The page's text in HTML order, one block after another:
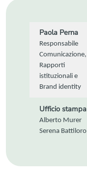
Paola Perna
Responsabile
Comunicazione,
Rapporti
istituzionali e
Brand identity
Ufficio stampa
Alberto Murer
Serena Battiloro